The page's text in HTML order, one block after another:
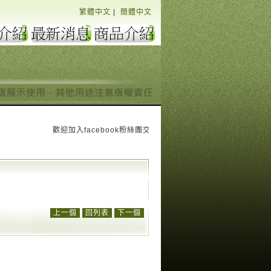
繁體中文 簡體中文
歡迎加入facebook粉絲團交流討論解決您水電問題大小事 也
上一個 回列表 下一個